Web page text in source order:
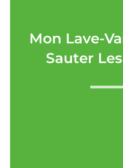
Mon Lave-
Sauter